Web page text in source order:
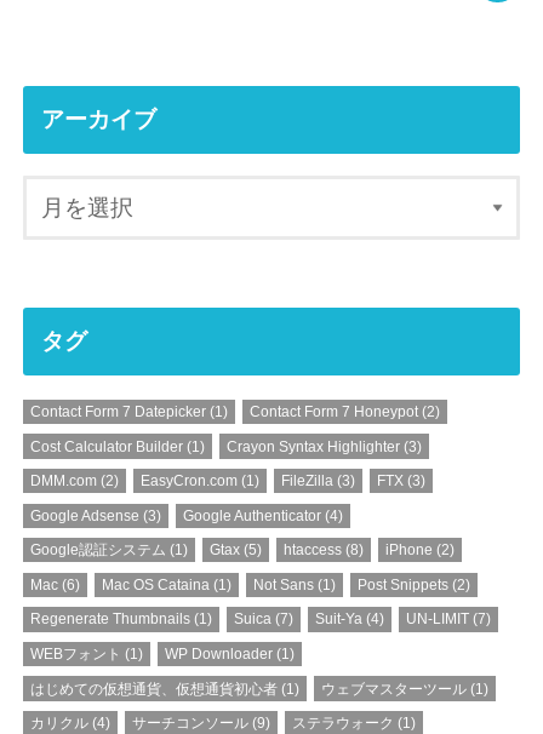
アーカイブ
タグ
Contact Form 7 Datepicker(1) Contact Form 7 Honeypot(2)
Cost Calculator Builder(1) Crayon Syntax Highlighter(3)
DMM.com (2) EasyCron.com (1) FileZilla (3) FTX (3)
Google Adsense (3) Google Authenticator(4)
Google認証システム (1) Gtax(5) htaccess (8) iPhone (2)
Mac(6) Mac OS Cataina(1) Not Sans (1) Post Snippets (2)
Regenerate Thumbnails(1) Suica(7) Suit-Ya (4) UN-LIMIT (7)
WEBフォント (1) WP Downloader(1)
はじめての仮想通貨、仮想通貨初心者(1) ウェブマスターツール(1)
カリクル(4) サーチコンソール(9) ステラウォーク (1)